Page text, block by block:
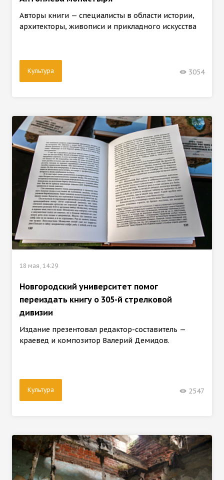
Авторы книги — специалисты в области истории,
архитекторы, живописи и прикладного искусства
Культура 3054
18 мая, 14:29
Новгородский университет помог
переиздать книгу о 305-й стрелковой
дивизии
Издание презентовал редактор-составитель —
краевед и композитор Валерий Демидов.
Культура 2547